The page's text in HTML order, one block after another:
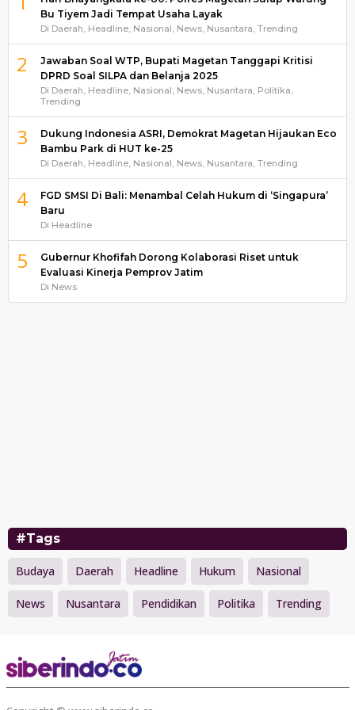
Bu Tiyem Jadi Tempat Usaha Layak
Di Daerah, Headline, Nasional, News, Nusantara, Trending
2
Jawaban Soal WTP, Bupati Magetan Tanggapi Kritisi
DPRD Soal SILPA dan Belanja 2025
Di Daerah, Headline, Nasional, News, Nusantara, Politika,
Trending
3
Dukung Indonesia ASRI, Demokrat Magetan Hijaukan Eco
Bambu Park di HUT ke-25
Di Daerah, Headline, Nasional, News, Nusantara, Trending
4
FGD SMSI Di Bali: Menambal Celah Hukum di ‘Singapura’
Baru
Di Headline
5
Gubernur Khofifah Dorong Kolaborasi Riset untuk
Evaluasi Kinerja Pemprov Jatim
Di News
#Tags
Budaya Daerah Headline Hukum Nasional
News Nusantara Pendidikan Politika Trending